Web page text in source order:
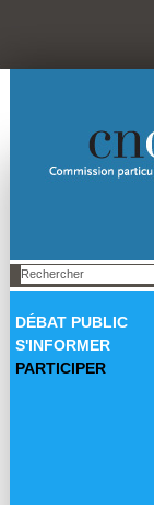
DÉBAT PUBLIC
S'INFORMER
PARTICIPER